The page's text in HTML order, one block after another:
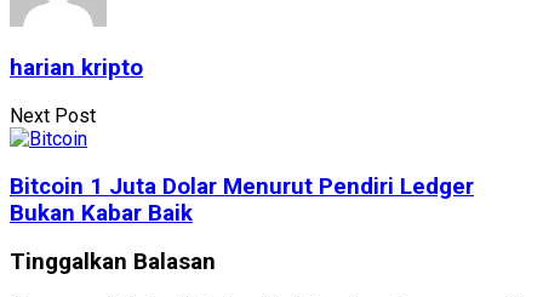
harian kripto
Next Post
Bitcoin 1 Juta Dolar Menurut Pendiri Ledger
Bukan Kabar Baik
Tinggalkan Balasan